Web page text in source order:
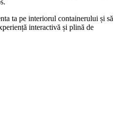
ta pe interiorul containerului și să
interactivă și plină de